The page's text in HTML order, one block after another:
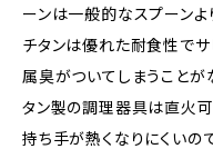
ーンは一般的なスプーンよ
チタンは優れた耐食性でサ
属臭がついてしまうことが
タン製の調理器具は直火
持ち手が熱くなりにくいの